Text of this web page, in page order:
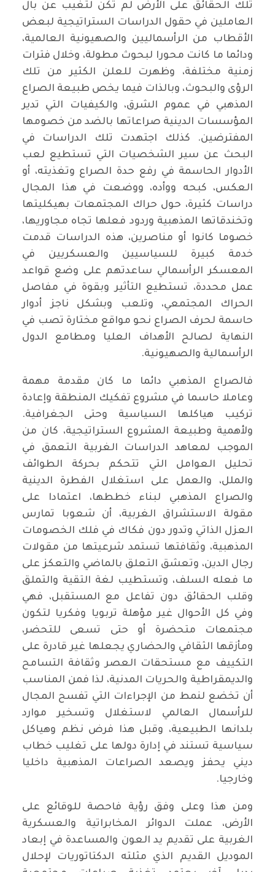
تلك الحقائق على الأرض لم تكن لتغيب عن بال
العاملين في حقول الدراسات الستراتيجية لبعض
الأقطاب من الرأسماليين والصهيونية العالمية،
ودائما ما كانت محورا لبحوث مطولة، وخلال فترات
زمنية مختلفة، وظهرت للعلن الكثير من تلك
الرؤى والبحوث، وبالذات فيما يخص طبيعة الصراع
المذهبي في عموم الشرق، والكيفيات التي تدير
المؤسسات الدينية صراعاتها بالضد من خصومها
المفترضين. كذلك اجتهدت تلك الدراسات في
البحث عن سير الشخصيات التي تستطيع لعب
الأدوار الحاسمة في رفع حدة الصراع وتغذيته، أو
العكس، كبحه ووأده، ووضعت في هذا المجال
دراسات كثيرة، حول حراك المجتمعات بهيكليتها
وتخندقاتها المذهبية وردود فعلها تجاه مجاوريها،
خصوما كانوا أو مناصرين، هذه الدراسات قدمت
خدمة كبيرة للسياسيين والعسكريين في
المعسكر الرأسمالي ساعدتهم على وضع قواعد
عمل محددة، تستطيع التأثير وبقوة في مفاصل
الحراك المجتمعي، وتلعب وبشكل ناجز أدوار
حاسمة لحرف الصراع نحو مواقع مختارة تصب في
النهاية لصالح الأهداف العليا ومطامع الدول
الرأسمالية والصهيونية.
فالصراع المذهبي دائما ما كان مقدمة مهمة
وعاملا حاسما في مشروع تفكيك المنطقة وإعادة
تركيب هياكلها السياسية وحتى الجغرافية.
ولأهمية وطبيعة المشروع الستراتيجية، كان من
الموجب لمعاهد الدراسات الغربية التعمق في
تحليل العوامل التي تتحكم بحركة الطوائف
والملل، والعمل على استغلال الفطرة الدينية
والصراع المذهبي لبناء خططها، اعتمادا على
مقولة الاستشراق الغربية، أن شعوبا تمارس
العزل الذاتي وتدور دون فكاك في فلك الخصومات
المذهبية، وثقافتها تستمد شرعيتها من مقولات
رجال الدين، وتعشق التعلق بالماضي والتعكز على
ما فعله السلف، وتستطيب لغة التقية والتملق
وقلب الحقائق دون تفاعل مع المستقبل، فهي
وفي كل الأحوال غير مؤهلة تربويا وفكريا لتكون
مجتمعات متحضرة أو حتى تسعى للتحضر،
ومأزقها الثقافي والحضاري يجعلها غير قادرة على
التكييف مع مستحقات العصر وثقافة التسامح
والديمقراطية والحريات المدنية، لذا فمن المناسب
أن تخضع لنمط من الإجراءات التي تفسح المجال
للرأسمال العالمي لاستغلال وتسخير موارد
بلدانها الطبيعية، وقبل هذا فرض نظم وهياكل
سياسية تستند في إدارة دولها على تغليب خطاب
ديني يحفز ويصعد الصراعات المذهبية داخليا
وخارجيا.
ومن هذا وعلى وفق رؤية فاحصة للوقائع على
الأرض، عملت الدوائر المخابراتية والعسكرية
الغربية على تقديم يد العون والمساعدة في إبعاد
الموديل القديم الذي مثلته الدكتاتوريات لإحلال